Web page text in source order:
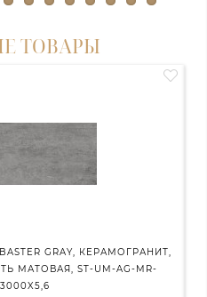
ТОВАРЫ
GRAY, КЕРАМОГРАНИТ,
МАТОВАЯ, ST-UM-AG-MR-